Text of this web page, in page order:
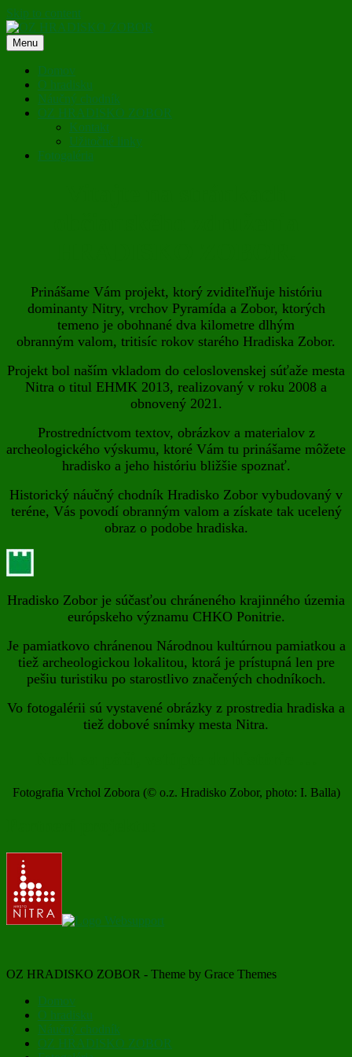
Skip to content
OZ HRADISKO ZOBOR
Menu
Domov
O hradisku
Náučný chodník
OZ HRADISKO ZOBOR
Kontakt
Užitočné linky
Fotogaléria
Prinášame Vám projekt, ktorý zviditeľňuje históriu
dominanty Nitry, vrchov Pyramída a Zobor, ktorých
temeno je obohnané dva kilometre dlhým
obranným valom, tritisíc rokov starého Hradiska Zobor.
Projekt bol naším vkladom do celoslovenskej súťaže mesta
Nitra o titul EHMK 2013, realizovaný v roku 2008 a
obnovený 2021.
Prostredníctvom textov, obrázkov a materialov z
archeologického výskumu, ktoré Vám tu prinášame môžete
hradisko a jeho históriu bližšie spoznať.
Historický náučný chodník Hradisko Zobor vybudovaný v
teréne, Vás povodí obranným valom a získate tak ucelený
obraz o podobe hradiska.
Hradisko Zobor je súčasťou chráneného krajinného územia
európskeho významu CHKO Ponitrie.
Je pamiatkovo chránenou Národnou kultúrnou pamiatkou a
tiež archeologickou lokalitou, ktorá je prístupná len pre
pešiu turistiku po starostlivo značených chodníkoch.
Vo fotogalérii sú vystavené obrázky z prostredia hradiska a
tiež dobové snímky mesta Nitra.
Fotografia Vrchol Zobora (© o.z. Hradisko Zobor, photo: I. Balla)
OZ HRADISKO ZOBOR - Theme by Grace Themes
Domov
O hradisku
Náučný chodník
OZ HRADISKO ZOBOR